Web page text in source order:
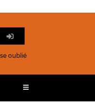
oublié